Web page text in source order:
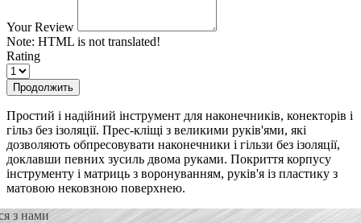
Your Review
Note: HTML is not translated!
Rating
Продолжить
Простий і надійний інструмент для наконечників, конекторів і
гільз без ізоляції. Прес-кліщі з великими руків'ями, які
дозволяють обпресовувати наконечники і гільзи без ізоляції,
доклавши певних зусиль двома руками. Покриття корпусу
інструменту і матриць з воронуванням, руків'я із пластику з
матовою нековзною поверхнею.
з нами